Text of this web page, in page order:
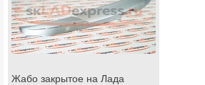
Жабо закрытое на Лада